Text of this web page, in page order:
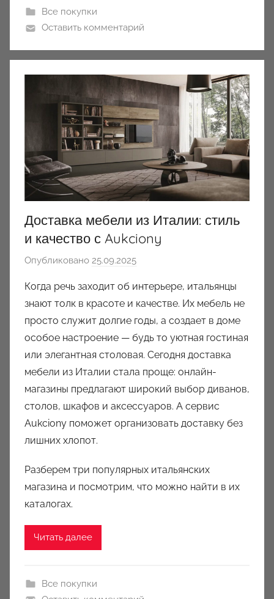
Все покупки
Оставить комментарий
Доставка мебели из Италии: стиль
и качество с Aukciony
Опубликовано 25.09.2025
т
о
р
о
м
a
u
k
c
n
y
Когда речь заходит об интерьере, итальянцы
знают толк в красоте и качестве. Их мебель не
просто служит долгие годы, а создает в доме
особое настроение — будь то уютная гостиная
или элегантная столовая. Сегодня доставка
мебели из Италии стала проще: онлайн-
магазины предлагают широкий выбор диванов,
столов, шкафов и аксессуаров. А сервис
Aukciony поможет организовать доставку без
лишних хлопот.
Разберем три популярных итальянских
магазина и посмотрим, что можно найти в их
каталогах.
Читать далее
Все покупки